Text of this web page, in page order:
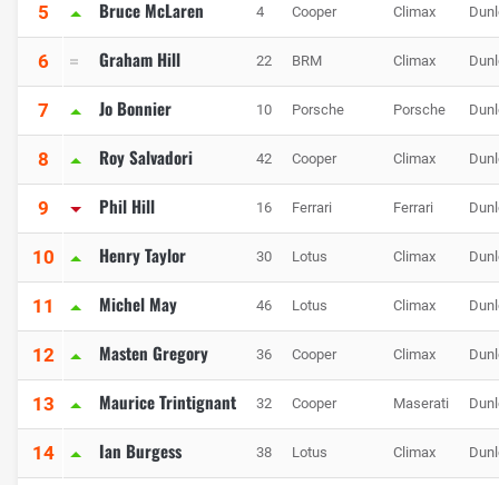
5 Bruce McLaren 4 Cooper Climax
6 Graham Hill 22 BRM Climax
7 Jo Bonnier 10 Porsche Porsche
8 Roy Salvadori 42 Cooper Climax
9 Phil Hill 16 Ferrari Ferrari
10 Henry Taylor 30 Lotus Climax
11 Michel May 46 Lotus Climax
12 Masten Gregory 36 Cooper Climax
13 Maurice Trintignant 32 Cooper Maserati
14 Ian Burgess 38 Lotus Climax